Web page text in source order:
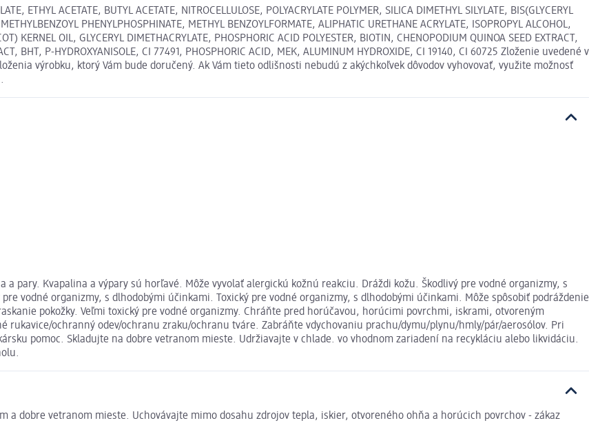
ETHYL ACETATE, BUTYL ACETATE, NITROCELLULOSE, POLYACRYLATE POLYMER, SILICA DIMETHYL SILYLATE, BIS(GLYCERYL
PHENYLPHOSPHINATE, METHYL BENZOYLFORMATE, ALIPHATIC URETHANE ACRYLATE, ISOPROPYL ALCOHOL,
KERNEL OIL, GLYCERYL DIMETHACRYLATE, PHOSPHORIC ACID POLYESTER, BIOTIN, CHENOPODIUM QUINOA SEED EXTRACT,
BHT, P-HYDROXYANISOLE, CI 77491, PHOSPHORIC ACID, MEK, ALUMINUM HYDROXIDE, CI 19140, CI 60725 Zloženie uvedené v
výrobku, ktorý Vám bude doručený. Ak Vám tieto odlišnosti nebudú z akýchkoľvek dôvodov vyhovovať, využite možnosť
a pary. Kvapalina a výpary sú horľavé. Môže vyvolať alergickú kožnú reakciu. Dráždi kožu. Škodlivý pre vodné organizmy, s
vodné organizmy, s dlhodobými účinkami. Toxický pre vodné organizmy, s dlhodobými účinkami. Môže spôsobiť podráždenie
pokožky. Veľmi toxický pre vodné organizmy. Chráňte pred horúčavou, horúcimi povrchmi, iskrami, otvoreným
ochranný odev/ochranu zraku/ochranu tváre. Zabráňte vdychovaniu prachu/dymu/plynu/hmly/pár/aerosólov. Pri
pomoc. Skladujte na dobre vetranom mieste. Udržiavajte v chlade. vo vhodnom zariadení na recykláciu alebo likvidáciu.
a dobre vetranom mieste. Uchovávajte mimo dosahu zdrojov tepla, iskier, otvoreného ohňa a horúcich povrchov - zákaz